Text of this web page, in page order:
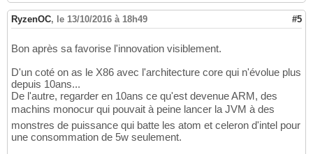
RyzenOC, le 13/10/2016 à 18h49 #5
Bon après sa favorise l'innovation visiblement.
D'un coté on as le X86 avec l'architecture core qui n'évolue plus
depuis 10ans...
De l'autre, regarder en 10ans ce qu'est devenue ARM, des
machins monocur qui pouvait à peine lancer la JVM à des
monstres de puissance qui batte les atom et celeron d'intel pour
une consommation de 5w seulement.